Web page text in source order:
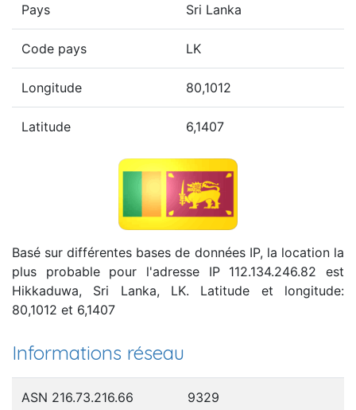
Pays Sri Lanka
Code pays LK
Longitude 80,1012
Latitude 6,1407
Basé sur différentes bases de données IP, la location la
plus probable pour l'adresse IP 112.134.246.82 est
Hikkaduwa, Sri Lanka, LK. Latitude et longitude:
80,1012 et 6,1407
Informations réseau
ASN 216.73.216.66 9329